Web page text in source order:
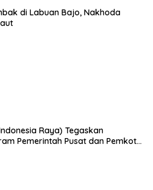
di Labuan Bajo, Nakhoda
Raya) Tegaskan
Pemerintah Pusat dan Pemkot